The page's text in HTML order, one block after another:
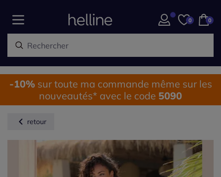
0 0
-10%sur toute ma commande même sur les
nouveautés* avec le code 5090
retour